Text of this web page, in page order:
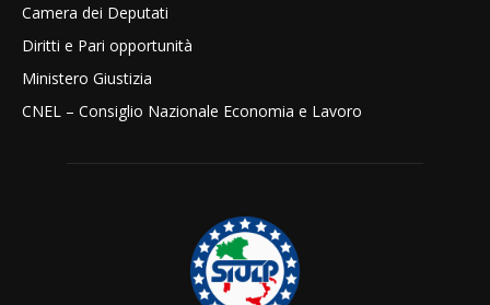
Camera dei Deputati
Diritti e Pari opportunità
Ministero Giustizia
CNEL – Consiglio Nazionale Economia e Lavoro